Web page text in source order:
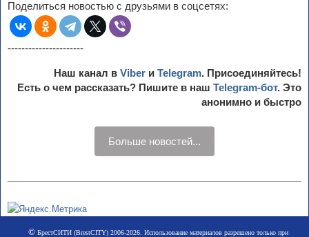
Поделиться новостью с друзьями в соцсетях:
----------------------
Наш канал в Viber и Telegram. Присоединяйтесь!
Есть о чем рассказать? Пишите в наш Telegram-бот. Это
анонимно и быстро
Больше новостей...
©БрестСИТИ (BrestCITY) 2006-2026. Использование материалов разрешено только при